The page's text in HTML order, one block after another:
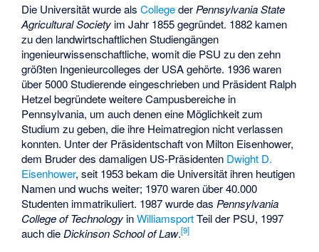
Die Universität wurde alsCollegeder Pennsylvania State
Agricultural Society im Jahr 1855 gegründet. 1882 kamen
zu den landwirtschaftlichen Studiengängen
ingenieurwissenschaftliche, womit die PSU zu den zehn
größten Ingenieurcolleges der USA gehörte. 1936 waren
über 5000 Studierende eingeschrieben und Präsident Ralph
Hetzel begründete weitere Campusbereiche in
Pennsylvania, um auch denen eine Möglichkeit zum
Studium zu geben, die ihre Heimatregion nicht verlassen
konnten. Unter der Präsidentschaft von Milton Eisenhower,
dem Bruder des damaligen US-Präsidenten Dwight D.
Eisenhower, seit 1953 bekam die Universität ihren heutigen
Namen und wuchs weiter; 1970 waren über 40.000
Studenten immatrikuliert. 1987 wurde das Pennsylvania
College of Technology inWilliamsportTeil der PSU, 1997
auch dieDickinson School of Law.[9]